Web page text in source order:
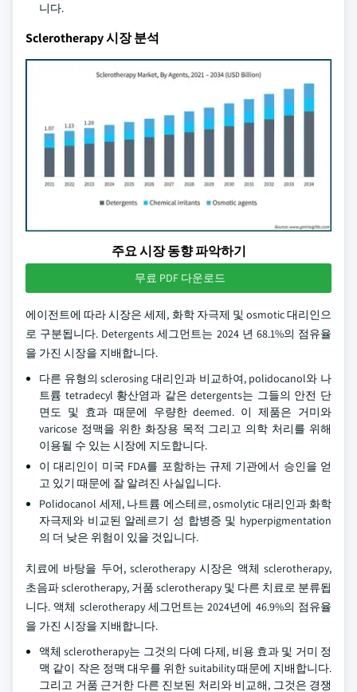
니다.
Sclerotherapy 시장 분석
주요 시장 동향 파악하기
무료 PDF 다운로드
에이전트에 따라 시장은 세제, 화학 자극제 및 osmotic 대리인으
로 구분됩니다. Detergents 세그먼트는 2024 년 68.1%의 점유율
을 가진 시장을 지배합니다.
다른 유형의 sclerosing 대리인과 비교하여, polidocanol와 나
트륨 tetradecyl 황산염과 같은 detergents는 그들의 안전 단
면도 및 효과 때문에 우량한 deemed. 이 제품은 거미와
varicose 정맥을 위한 화장용 목적 그리고 의학 처리를 위해
이용될 수 있는 시장에 지도합니다.
이 대리인이 미국 FDA를 포함하는 규제 기관에서 승인을 얻
고 있기 때문에 잘 알려진 사실입니다.
Polidocanol 세제, 나트륨 에스테르, osmolytic 대리인과 화학
자극제와 비교된 알레르기 성 합병증 및 hyperpigmentation
의 더 낮은 위험이 있을 것입니다.
치료에 바탕을 두어, sclerotherapy 시장은 액체 sclerotherapy,
초음파 sclerotherapy, 거품 sclerotherapy 및 다른 치료로 분류됩
니다. 액체 sclerotherapy 세그먼트는 2024년에 46.9%의 점유율
을 가진 시장을 지배합니다.
액체 sclerotherapy는 그것의 다예 다제, 비용 효과 및 거미 정
맥 같이 작은 정맥 대우를 위한 suitability 때문에 지배합니다.
그리고 거품 근거한 다른 진보된 처리와 비교해, 그것은 경쟁